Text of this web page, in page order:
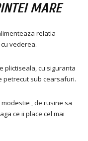
MARE
relatia
vederea.
plictiseala, cu siguranta
petrecut sub cearsafuri.
, de rusine sa
ce ii place cel mai